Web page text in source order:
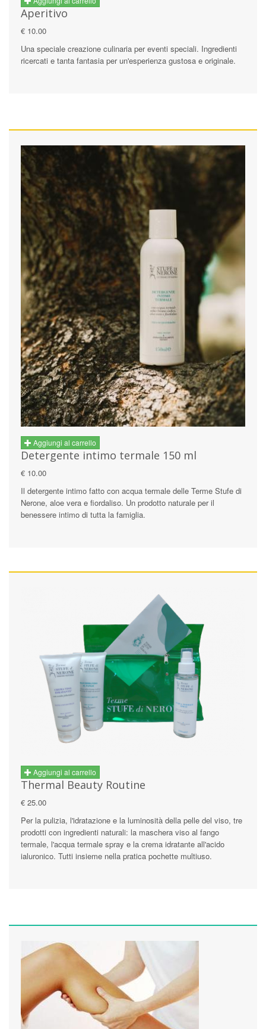
Aperitivo
€ 10.00
Una speciale creazione culinaria per eventi speciali. Ingredienti
ricercati e tanta fantasia per un'esperienza gustosa e originale.
Aggiungi al carrello
Detergente intimo termale 150 ml
€ 10.00
Il detergente intimo fatto con acqua termale delle Terme Stufe di
Nerone, aloe vera e fiordaliso. Un prodotto naturale per il
benessere intimo di tutta la famiglia.
Aggiungi al carrello
Thermal Beauty Routine
€ 25.00
Per la pulizia, l'idratazione e la luminosità della pelle del viso, tre
prodotti con ingredienti naturali: la maschera viso al fango
termale, l'acqua termale spray e la crema idratante all'acido
ialuronico. Tutti insieme nella pratica pochette multiuso.